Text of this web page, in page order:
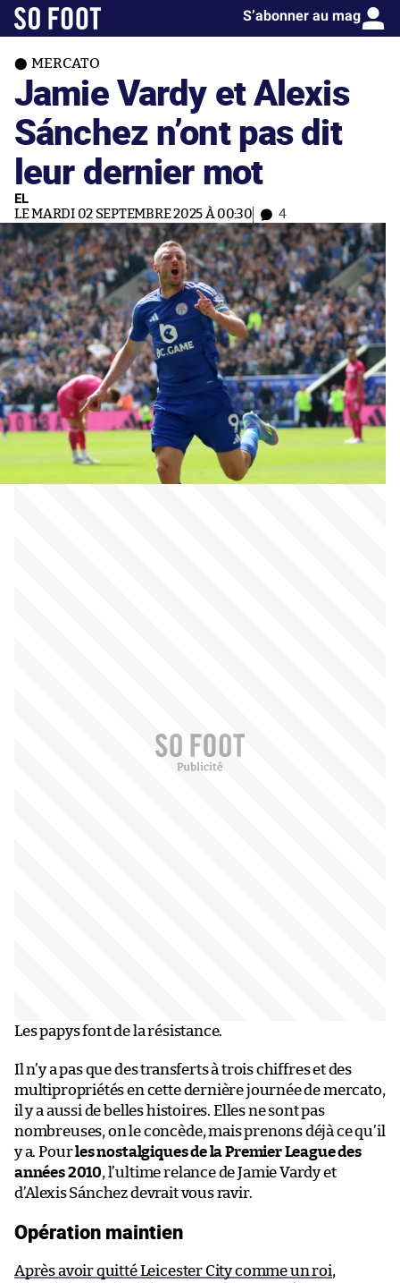
S’abonner au mag
MERCATO
Jamie Vardy et Alexis
Sánchez n’ont pas dit
leur dernier mot
EL
LE MARDI 02 SEPTEMBRE 2025 À 00:30 4
Les papys font de la résistance.
Il n’y a pas que des transferts à trois chiffres et des
multipropriétés en cette dernière journée de mercato,
il y a aussi de belles histoires. Elles ne sont pas
nombreuses, on le concède, mais prenons déjà ce qu’il
y a. Pourles nostalgiques de la Premier League des
années 2010, l’ultime relance de Jamie Vardy et
d’Alexis Sánchez devrait vous ravir.
Opération maintien
Après avoir quitté Leicester City comme un roi,